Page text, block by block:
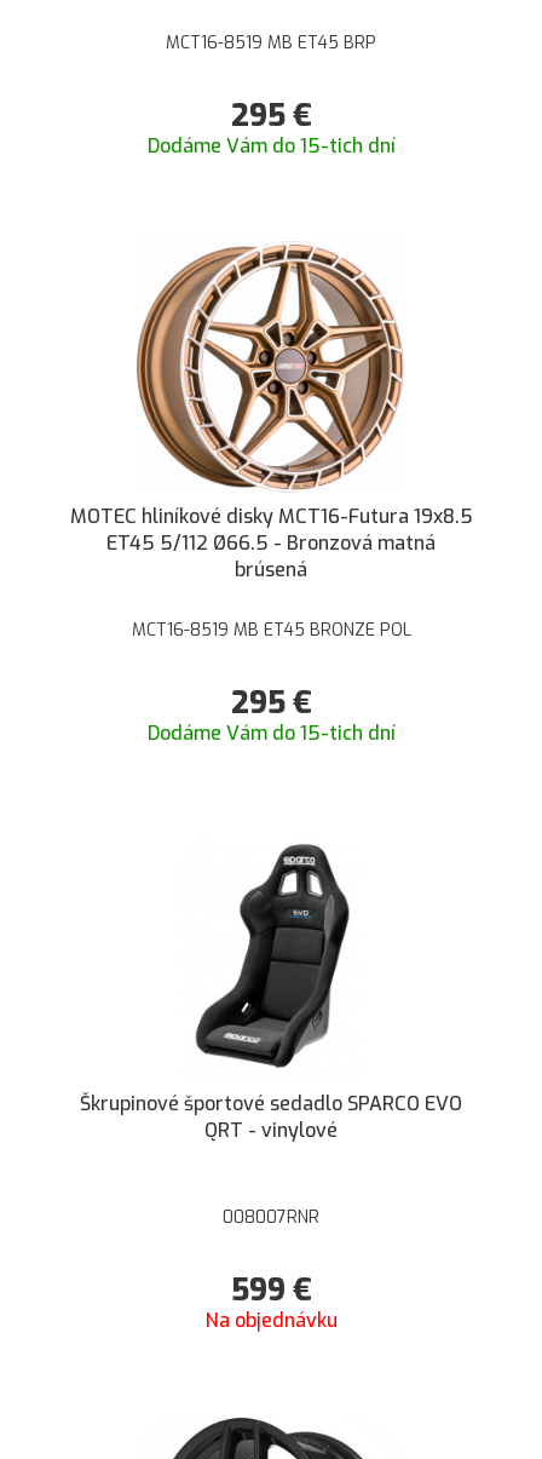
MCT16-8519 MB ET45 BRP
295€
Dodáme Vám do 15-tich dní
MOTEC hliníkové disky MCT16-Futura 19x8.5
ET45 5/112 Ø66.5 - Bronzová matná
brúsená
MCT16-8519 MB ET45 BRONZE POL
295€
Dodáme Vám do 15-tich dní
Škrupinové športové sedadlo SPARCO EVO
QRT - vinylové
008007RNR
599 €
Na objednávku